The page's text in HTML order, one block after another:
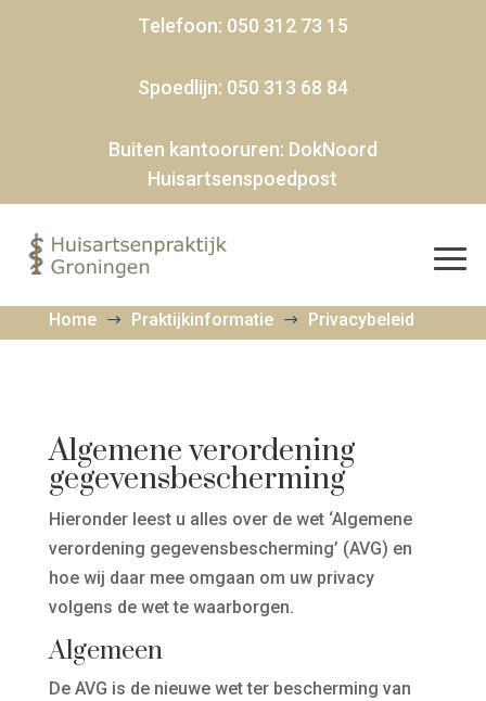
Telefoon: 050 312 73 15
Spoedlijn: 050 313 68 84
Buiten kantooruren: DokNoord
Huisartsenspoedpost
Home $ Praktijkinformatie $ Privacybeleid
Algemene verordening
gegevensbescherming
Hieronder leest u alles over de wet ‘Algemene
verordening gegevensbescherming’ (AVG) en
hoe wij daar mee omgaan om uw privacy
volgens de wet te waarborgen.
Algemeen
De AVG is de nieuwe wet ter bescherming van